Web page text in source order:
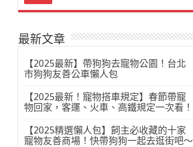
最新文章
【2025最新】帶狗狗去寵物公園！台北
市狗狗友善公車懶人包
【2025最新！寵物搭車規定】春節帶寵
物回家，客運、火車、高鐵規定一次看！
【2025精選懶人包】飼主必收藏的十家
寵物友善商場！快帶狗狗一起去逛街吧～